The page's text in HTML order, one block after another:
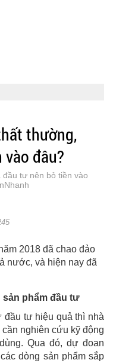
thường,
đâu?
tư nên bỏ tiền vào
2018 đã chao đảo
nước, và hiện nay đã
phẩm đầu tư
đầu tư hiệu quả thì nhà
nghiên cứu kỹ động
Qua đó, dự đoan
dòng sản phẩm sắp